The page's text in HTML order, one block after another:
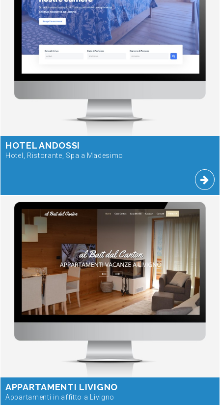
HOTEL ANDOSSI
Hotel, Ristorante, Spa a Madesimo
APPARTAMENTI LIVIGNO
Appartamenti in affitto a Livigno